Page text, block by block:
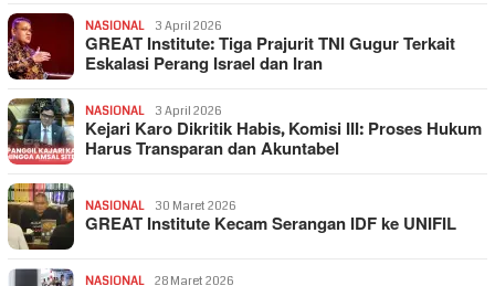
NASIONAL 3 April 2026
GREAT Institute: Tiga Prajurit TNI Gugur Terkait
Eskalasi Perang Israel dan Iran
NASIONAL 3 April 2026
Kejari Karo Dikritik Habis, Komisi III: Proses Hukum
Harus Transparan dan Akuntabel
NASIONAL 30 Maret 2026
GREAT Institute Kecam Serangan IDF ke UNIFIL
NASIONAL 28 Maret 2026